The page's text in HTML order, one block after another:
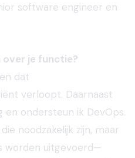
software engineer en
over je functie?
dat
verloopt. Daarnaast
en ondersteun ik DevOps.
noodzakelijk zijn, maar
worden uitgevoerd—